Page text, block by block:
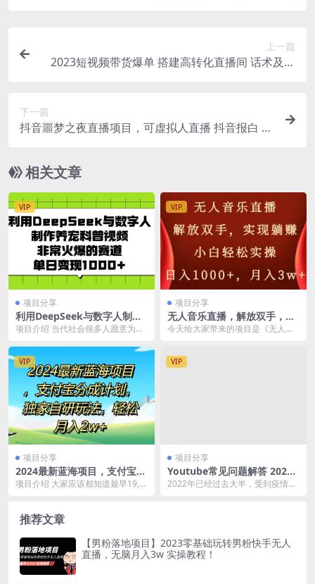
上一篇
2023短视频带货爆单 搭建高转化直播间 话术及付
下一篇
抖音噩梦之夜直播项目，可虚拟人直播 抖音报白 实
相关文章
VIP
项目分享
利用DeepSeek与数字人制作
养宠科普视频，非常火爆的赛
项目介绍 当代社会很多人愿意为宠
了几十万的利润 ...
VIP
项目分享
无人音乐直播，解放双手，实
现躺赚，小白轻松实操，日入
今天给大家带来的项目是《无人音
VIP
项目分享
2024最新蓝海项目，支付宝分
成计划，独家自研玩法，轻松
项目介绍 大家应该都知道最早19,2
VIP
项目分享
Youtube常见问题解答 2022
年，我们是否还能通过Youtu
2022年已经过去大半，受到疫情等
推荐文章
【男粉落地项目】2023零基础玩转男粉快手无人
直播，无脑月入3w 实操教程！